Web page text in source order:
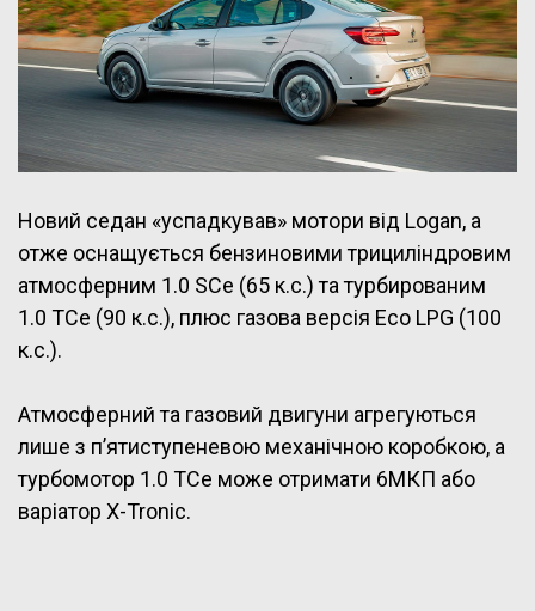
Новий седан «успадкував» мотори від Logan, а
отже оснащується бензиновими трициліндровим
атмосферним 1.0 SCe (65 к.с.) та турбированим
1.0 TCe (90 к.с.), плюс газова версія Eco LPG (100
к.с.).
Атмосферний та газовий двигуни агрегуються
лише з п’ятиступеневою механічною коробкою, а
турбомотор 1.0 TCe може отримати 6МКП або
варіатор X-Tronic.